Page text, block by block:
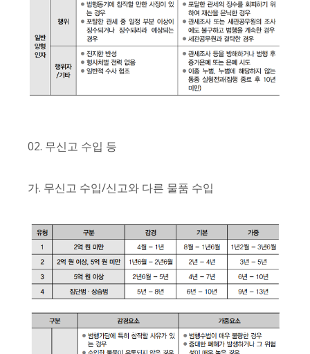
02. 무신고 수입 등
가. 무신고 수입/신고와 다른 물품 수입